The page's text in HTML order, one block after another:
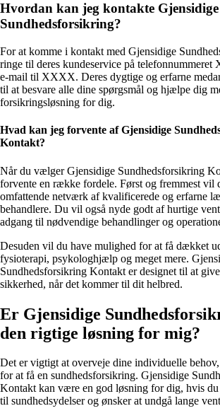
Hvordan kan jeg kontakte Gjensidige
Sundhedsforsikring?
For at komme i kontakt med Gjensidige
ringe til deres kundeservice på telefonnummeret
e-mail til XXXX. Deres dygtige og erfarne
til at besvare alle dine spørgsmål og hjælpe dig
forsikringsløsning for dig.
Hvad kan jeg forvente af Gjensidige
Kontakt?
Når du vælger Gjensidige Sundhedsforsikring
forvente en række fordele. Først og fremmest vil
omfattende netværk af kvalificerede og erfarne
behandlere. Du vil også nyde godt af hurtige
adgang til nødvendige behandlinger og
Desuden vil du have mulighed for at få dækket
fysioterapi, psykologhjælp og meget mere.
Sundhedsforsikring Kontakt er designet til at
sikkerhed, når det kommer til dit helbred.
Er Gjensidige
den rigtige løsning for mig?
Det er vigtigt at overveje dine individuelle
for at få en sundhedsforsikring. Gjensidige
Kontakt kan være en god løsning for dig, hvis
til sundhedsydelser og ønsker at undgå lange